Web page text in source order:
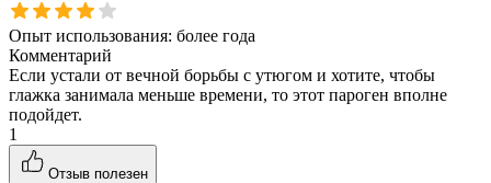
Опыт использования: более года
Комментарий
Если устали от вечной борьбы с утюгом и хотите, чтобы
глажка занимала меньше времени, то этот пароген вполне
подойдет.
1
Отзыв полезен